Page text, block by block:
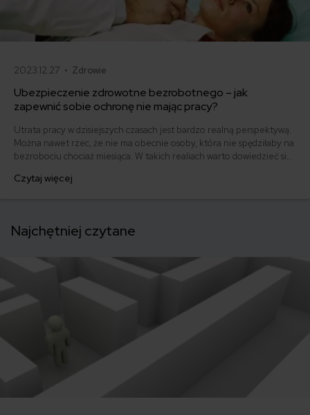
2023.12.27 • Zdrowie
Ubezpieczenie zdrowotne bezrobotnego – jak
zapewnić sobie ochronę nie mając pracy?
Utrata pracy w dzisiejszych czasach jest bardzo realną perspektywą.
Można nawet rzec, że nie ma obecnie osoby, która nie spędziłaby na
bezrobociu chociaż miesiąca. W takich realiach warto dowiedzieć się
wszak nigdy nie wiadomo, kiedy nam się ta wiedza przyda.
Czytaj więcej
Najchętniej czytane